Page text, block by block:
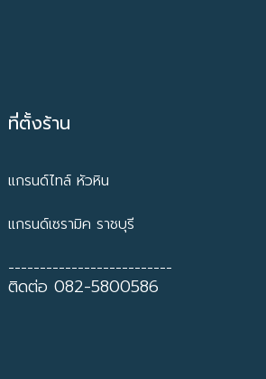
ที่ตั้งร้าน
แกรนด์ไทล์ หัวหิน
แกรนด์เซรามิค ราชบุรี
--------------------------
ติดต่อ 082-5800586